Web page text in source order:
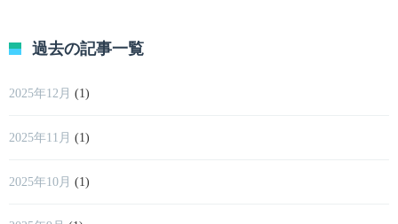
過去の記事一覧
2025年12月 (1)
2025年11月 (1)
2025年10月 (1)